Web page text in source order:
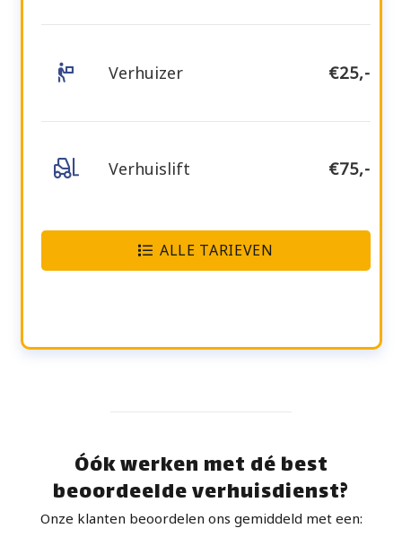
Verhuizer €25,-
Verhuislift €75,-
ALLE TARIEVEN
Óók werken met dé best
beoordeelde verhuisdienst?
Onze klanten beoordelen ons gemiddeld met een: